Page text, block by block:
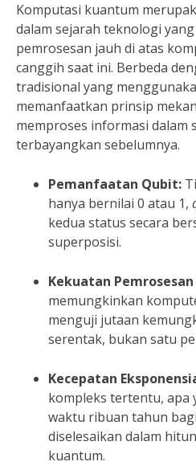
Komputasi kuantum
dalam sejarah teknologi
pemrosesan jauh di atas
canggih saat ini. Berbeda
tradisional yang
memanfaatkan prinsip
memproses informasi dalam
terbayangkan sebelumnya.
Pemanfaatan Qubit:
hanya bernilai 0 atau 1,
kedua status secara
superposisi.
Kekuatan
memungkinkan
menguji jutaan
serentak, bukan satu
Kecepatan
kompleks tertentu, apa
waktu ribuan tahun
diselesaikan dalam
kuantum.